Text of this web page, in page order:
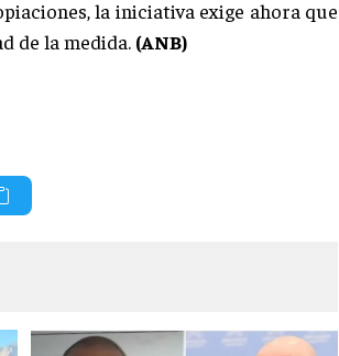
la iniciativa exige ahora que
de la medida. (ANB)